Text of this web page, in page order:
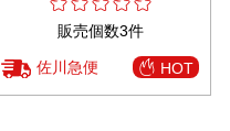
販売個数3件
佐川急便 HOT